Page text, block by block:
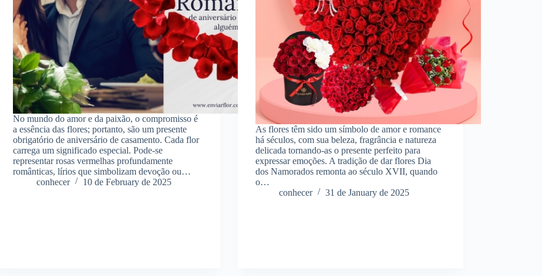
No mundo do amor e da paixão, o compromisso é
a essência das flores; portanto, são um presente
obrigatório de aniversário de casamento. Cada flor
carrega um significado especial. Pode-se
representar rosas vermelhas profundamente
românticas, lírios que simbolizam devoção ou…
conhecer
10 de February de 2025
As flores têm sido um símbolo de amor e romance
há séculos, com sua beleza, fragrância e natureza
delicada tornando-as o presente perfeito para
expressar emoções. A tradição de dar flores Dia
dos Namorados remonta ao século XVII, quando
o…
conhecer
31 de January de 2025